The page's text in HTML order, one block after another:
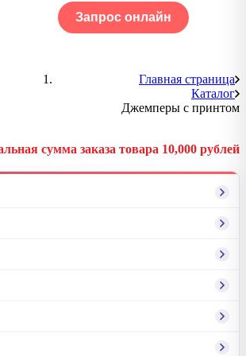
Запрос онлайн
Главная страница
Каталог
Джемперы с принтом
сумма заказа товара 10,000 рублей